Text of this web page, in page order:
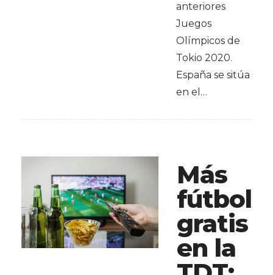
anteriores
Juegos
Olímpicos de
Tokio 2020.
España se sitúa
en el…
Más
fútbol
gratis
en la